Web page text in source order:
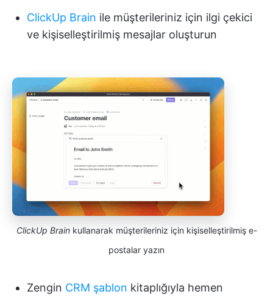
ClickUp Brain ile müşterileriniz için ilgi çekici
ve kişiselleştirilmiş mesajlar oluşturun
ClickUp Brainkullanarak müşterileriniz için kişiselleştirilmiş e-
postalar yazın
Zengin CRM şablon kitaplığıyla hemen